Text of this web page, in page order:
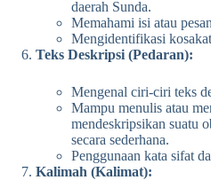
daerah Sunda.
Memahami isi atau
Mengidentifikasi
Teks Deskripsi (Pedaran):
Mengenal ciri-ciri teks
Mampu menulis atau
mendeskripsikan suatu
secara sederhana.
Penggunaan kata sifat
Kalimah (Kalimat):